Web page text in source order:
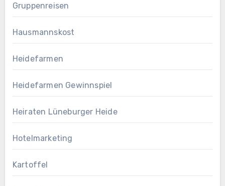
Gruppenreisen
Hausmannskost
Heidefarmen
Heidefarmen Gewinnspiel
Heiraten Lüneburger Heide
Hotelmarketing
Kartoffel